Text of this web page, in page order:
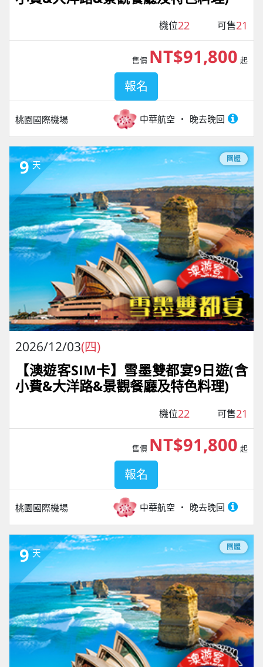
機位22 可售21
桃園國際機場 中華航空 晚去晚回
售價 NT$91,800 起
報名
9 天
團體
2026/12/03(四)
【澳遊客SIM卡】雪墨雙都宴9日遊(含
小費&大洋路&景觀餐廳及特色料理)
機位22 可售21
桃園國際機場 中華航空 晚去晚回
售價 NT$91,800 起
報名
9 天
團體